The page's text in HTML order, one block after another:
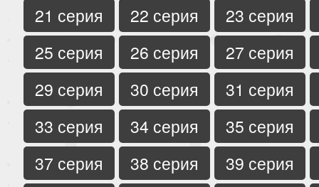
21 серия
22 серия
23 серия
25 серия
26 серия
27 серия
29 серия
30 серия
31 серия
33 серия
34 серия
35 серия
37 серия
38 серия
39 серия